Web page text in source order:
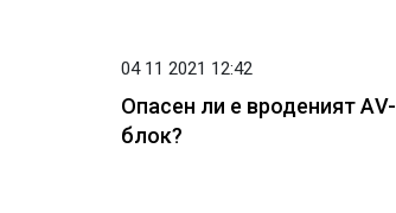
04 11 2021 12:42
Опасен ли е вроденият АV-
блок?